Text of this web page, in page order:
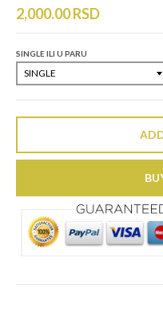
2,000.00 RSD
SINGLE ILI U PARU